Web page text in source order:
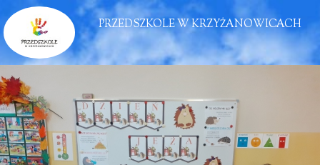
PRZEDSZKOLE W KRZYŻANOWICACH